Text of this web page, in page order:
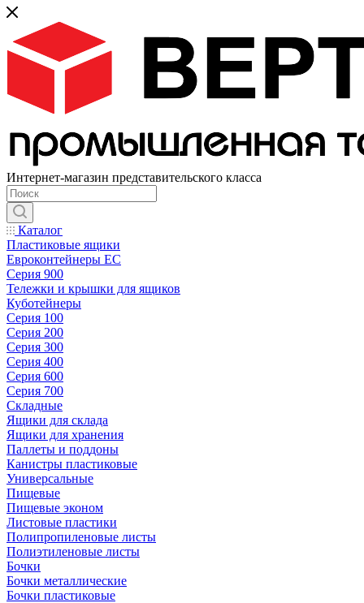
Интернет-магазин представительского класса
Каталог
Пластиковые ящики
Евроконтейнеры ЕС
Серия 900
Тележки и крышки для ящиков
Куботейнеры
Серия 100
Серия 200
Серия 300
Серия 400
Серия 600
Серия 700
Складные
Ящики для склада
Ящики для хранения
Паллеты и поддоны
Канистры пластиковые
Универсальные
Пищевые
Пищевые эконом
Листовые пластики
Полипропиленовые листы
Полиэтиленовые листы
Бочки
Бочки металлические
Бочки пластиковые